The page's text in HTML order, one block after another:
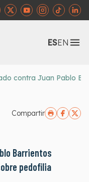
ESEN
contra Juan Pablo
Compartir
Barrientos
pedofilia